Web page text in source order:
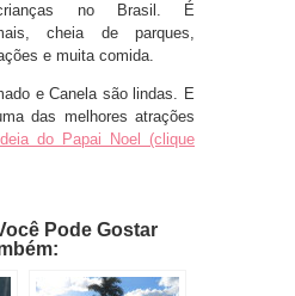
no Brasil. É
cheia de parques,
e muita comida.
e Canela são lindas. E
das melhores atrações
do Papai Noel (clique
Pode Gostar